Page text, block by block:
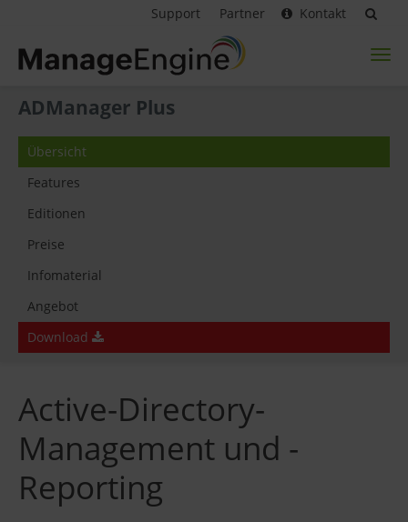
Support Partner Kontakt
ADManager Plus
Übersicht
Features
Editionen
Preise
Infomaterial
Angebot
Download
Active-Directory-
Management und -
Reporting